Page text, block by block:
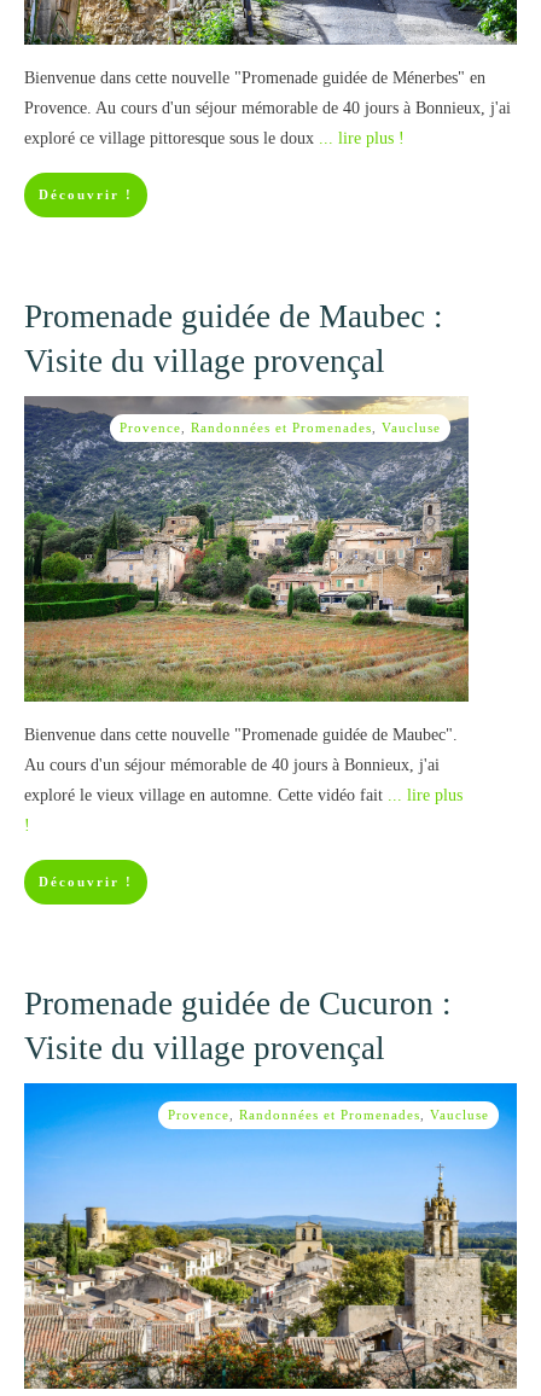
Bienvenue dans cette nouvelle "Promenade guidée de Ménerbes" en
Provence. Au cours d'un séjour mémorable de 40 jours à Bonnieux, j'ai
exploré ce village pittoresque sous le doux ... lire plus !
Découvrir !
Promenade guidée de Maubec :
Visite du village provençal
Provence Randonnées et Promenades Vaucluse
Bienvenue dans cette nouvelle "Promenade guidée de Maubec".
Au cours d'un séjour mémorable de 40 jours à Bonnieux, j'ai
exploré le vieux village en automne. Cette vidéo fait ... lire plus
!
Découvrir !
Promenade guidée de Cucuron :
Visite du village provençal
Provence Randonnées et Promenades Vaucluse